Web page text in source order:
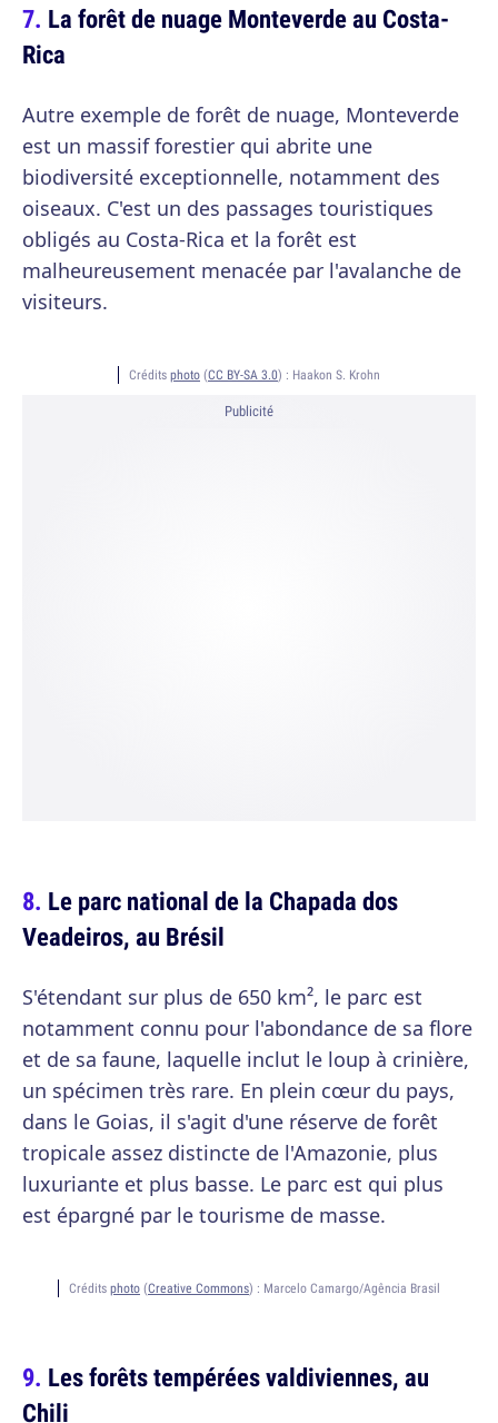
La forêt de nuage Monteverde au Costa-
Rica
Autre exemple de forêt de nuage, Monteverde
est un massif forestier qui abrite une
biodiversité exceptionnelle, notamment des
oiseaux. C'est un des passages touristiques
obligés au Costa-Rica et la forêt est
malheureusement menacée par l'avalanche de
visiteurs.
Crédits photo (CC BY-SA 3.0) : Haakon S. Krohn
Publicité
Le parc national de la Chapada dos
Veadeiros, au Brésil
S'étendant sur plus de 650 km², le parc est
notamment connu pour l'abondance de sa flore
et de sa faune, laquelle inclut le loup à crinière,
un spécimen très rare. En plein cœur du pays,
dans le Goias, il s'agit d'une réserve de forêt
tropicale assez distincte de l'Amazonie, plus
luxuriante et plus basse. Le parc est qui plus
est épargné par le tourisme de masse.
Crédits photo (Creative Commons) : Marcelo Camargo/Agência Brasil
Les forêts tempérées valdiviennes, au
Chili